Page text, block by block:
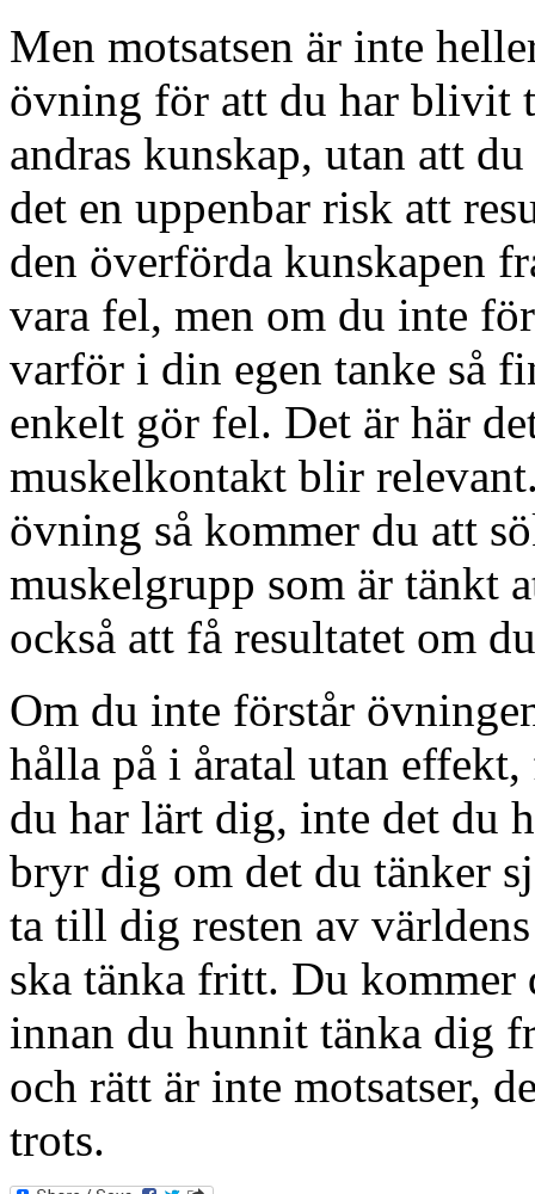
Men motsatsen är inte
övning för att du har blivit
andras kunskap, utan att
det en uppenbar risk att
den överförda kunskapen
vara fel, men om du inte
varför i din egen tanke så
enkelt gör fel. Det är här
muskelkontakt blir
övning så kommer du att
muskelgrupp som är tänkt
också att få resultatet om
Om du inte förstår
hålla på i åratal utan
du har lärt dig, inte det du
bryr dig om det du tänker
ta till dig resten av
ska tänka fritt. Du kommer
innan du hunnit tänka dig
och rätt är inte motsatser,
trots.